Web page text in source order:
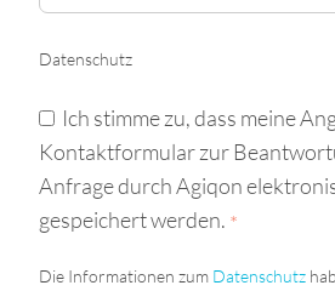
Datenschutz
Ich stimme zu, dass meine
Kontaktformular zur
Anfrage durch Agiqon
gespeichert werden. *
Die Informationen zum Datenschutz